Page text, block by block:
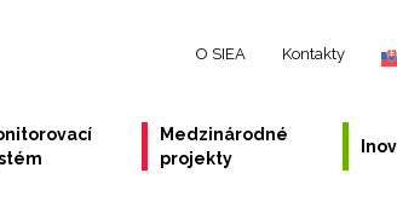
O SIEA Kontakty
Medzinárodné
projekty